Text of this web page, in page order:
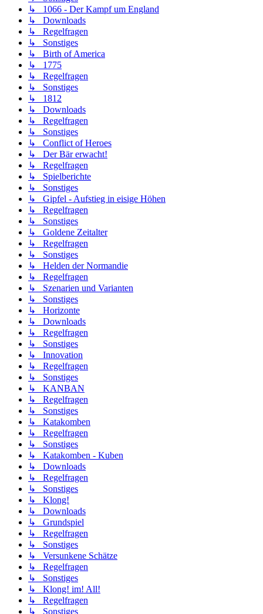
↳ 1066 - Der Kampf um England
↳ Downloads
↳ Regelfragen
↳ Sonstiges
↳ Birth of America
↳ 1775
↳ Regelfragen
↳ Sonstiges
↳ 1812
↳ Downloads
↳ Regelfragen
↳ Sonstiges
↳ Conflict of Heroes
↳ Der Bär erwacht!
↳ Regelfragen
↳ Spielberichte
↳ Sonstiges
↳ Gipfel - Aufstieg in eisige Höhen
↳ Regelfragen
↳ Sonstiges
↳ Goldene Zeitalter
↳ Regelfragen
↳ Sonstiges
↳ Helden der Normandie
↳ Regelfragen
↳ Szenarien und Varianten
↳ Sonstiges
↳ Horizonte
↳ Downloads
↳ Regelfragen
↳ Sonstiges
↳ Innovation
↳ Regelfragen
↳ Sonstiges
↳ KANBAN
↳ Regelfragen
↳ Sonstiges
↳ Katakomben
↳ Regelfragen
↳ Sonstiges
↳ Katakomben - Kuben
↳ Downloads
↳ Regelfragen
↳ Sonstiges
↳ Klong!
↳ Downloads
↳ Grundspiel
↳ Regelfragen
↳ Sonstiges
↳ Versunkene Schätze
↳ Regelfragen
↳ Sonstiges
↳ Klong! im! All!
↳ Regelfragen
↳ Sonstiges